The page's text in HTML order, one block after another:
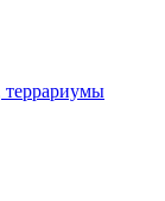
террариумы